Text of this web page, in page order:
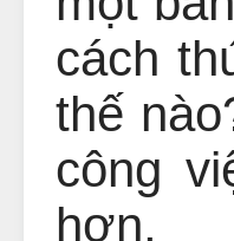
cách
thế
công
hơn.